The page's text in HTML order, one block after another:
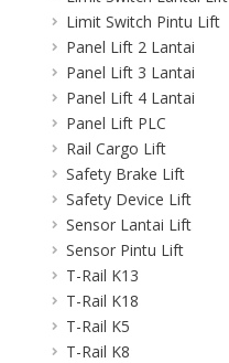
Limit Switch Pintu Lift
Panel Lift 2 Lantai
Panel Lift 3 Lantai
Panel Lift 4 Lantai
Panel Lift PLC
Rail Cargo Lift
Safety Brake Lift
Safety Device Lift
Sensor Lantai Lift
Sensor Pintu Lift
T-Rail K13
T-Rail K18
T-Rail K5
T-Rail K8